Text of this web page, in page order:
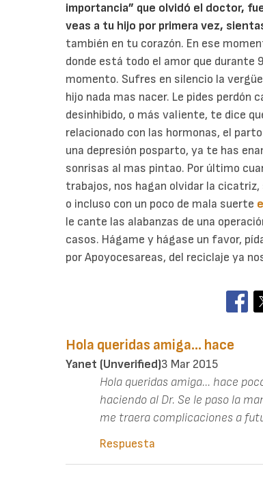
importancia” que olvidó el doctor,
veas a tu hijo por primera vez,
también en tu corazón. En ese
donde está todo el amor que durante
momento. Sufres en silencio la
hijo nada mas nacer. Le pides perdón
desinhibido, o más valiente, te dice
relacionado con las hormonas, el
una depresión posparto, ya te has
sonrisas al mas pintao. Por último
trabajos, nos hagan olvidar la
o incluso con un poco de mala suerte
le cante las alabanzas de una
casos. Hágame y hágase un favor,
por Apoyocesareas, del reciclaje ya
Hola queridas amiga... hace
Yanet (unverified)3 Mar 2015
Hola queridas amiga... hace
haciendo al Dr. Se le paso la
me traera complicaciones a
Respuesta